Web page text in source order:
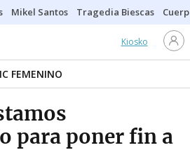
Mikel Santos Tragedia Biescas
Kiosko
FEMENINO
para poner fin a